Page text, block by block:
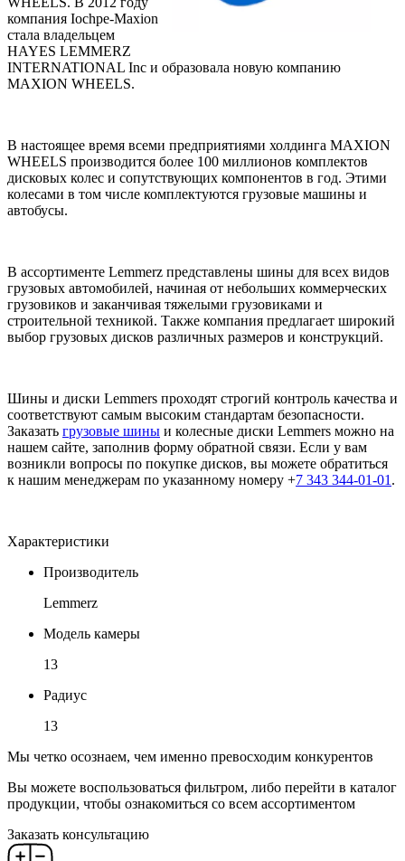
компания Iochpe-Maxion
стала владельцем
HAYES LEMMERZ
INTERNATIONAL Inc и образовала новую компанию
MAXION WHEELS.
В настоящее время всеми предприятиями холдинга MAXION
WHEELS производится более 100 миллионов комплектов
дисковых колес и сопутствующих компонентов в год. Этими
колесами в том числе комплектуются грузовые машины и
автобусы.
В ассортименте Lemmerz представлены шины для всех видов
грузовых автомобилей, начиная от небольших коммерческих
грузовиков и заканчивая тяжелыми грузовиками и
строительной техникой. Также компания предлагает широкий
выбор грузовых дисков различных размеров и конструкций.
Шины и диски Lemmers проходят строгий контроль качества и
соответствуют самым высоким стандартам безопасности.
Заказать грузовые шины и колесные диски Lemmers можно на
нашем сайте, заполнив форму обратной связи. Если у вам
возникли вопросы по покупке дисков, вы можете обратиться
к нашим менеджерам по указанному номеру +7 343 344-01-01 .
Характеристики
Производитель
Lemmerz
Модель камеры
13
Радиус
13
Мы четко осознаем, чем именно превосходим конкурентов
Вы можете воспользоваться фильтром, либо перейти в каталог
продукции, чтобы ознакомиться со всем ассортиментом
Заказать консультацию